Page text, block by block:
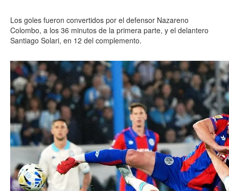
Los goles fueron convertidos por el defensor Nazareno
Colombo, a los 36 minutos de la primera parte, y el delantero
Santiago Solari, en 12 del complemento.